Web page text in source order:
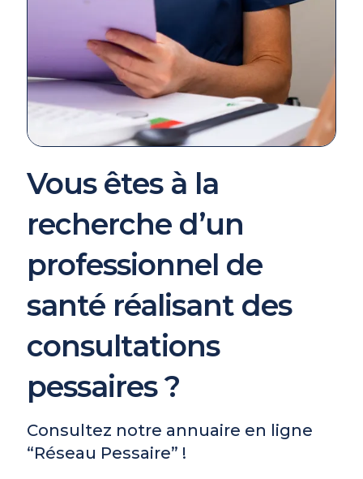
Vous êtes à la
recherche d’un
professionnel de
santé réalisant des
consultations
pessaires ?
Consultez notre annuaire en ligne
“Réseau Pessaire” !